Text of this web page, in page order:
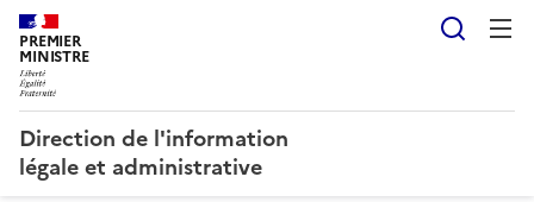
PREMIER
MINISTRE
Direction de l'information
légale et administrative